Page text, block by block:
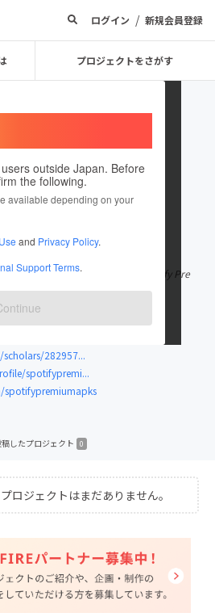
ログイン / 新規会員登録
プロジェクトをさがす
outside Japan. Before
the following.
available depending on your
and Privacy Policy.
Support Terms.
Premium Free Download. Spotify Pre
もっと見る
282957...
spotifypremi...
したプロジェクト 0
ロジェクトはまだありません。